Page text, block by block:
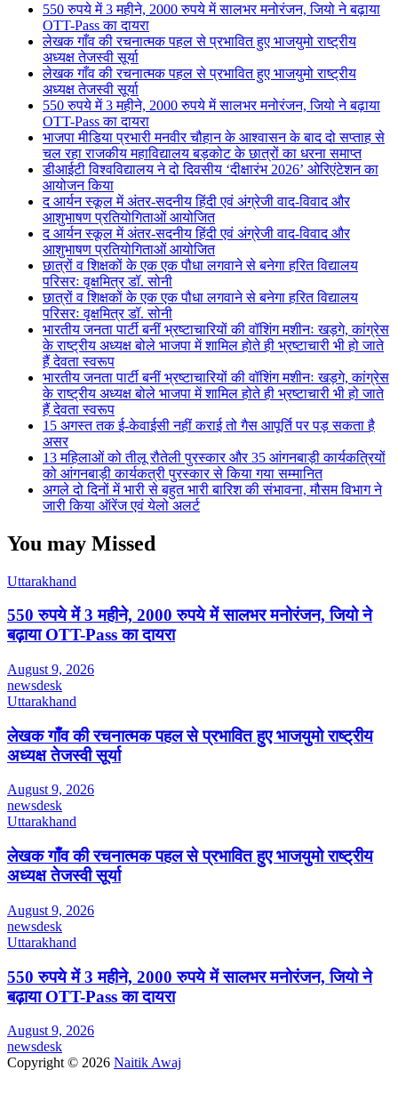
550 रुपये में 3 महीने, 2000 रुपये में सालभर मनोरंजन, जियो ने बढ़ाया
OTT-Pass का दायरा
लेखक गाँव की रचनात्मक पहल से प्रभावित हुए भाजयुमो राष्ट्रीय
अध्यक्ष तेजस्वी सूर्या
लेखक गाँव की रचनात्मक पहल से प्रभावित हुए भाजयुमो राष्ट्रीय
अध्यक्ष तेजस्वी सूर्या
550 रुपये में 3 महीने, 2000 रुपये में सालभर मनोरंजन, जियो ने बढ़ाया
OTT-Pass का दायरा
भाजपा मीडिया प्रभारी मनवीर चौहान के आश्वासन के बाद दो सप्ताह से
चल रहा राजकीय महाविद्यालय बड़कोट के छात्रों का धरना समाप्त
डीआईटी विश्वविद्यालय ने दो दिवसीय ‘दीक्षारंभ 2026’ ओरिएंटेशन का
आयोजन किया
द आर्यन स्कूल में अंतर-सदनीय हिंदी एवं अंग्रेजी वाद-विवाद और
आशुभाषण प्रतियोगिताओं आयोजित
द आर्यन स्कूल में अंतर-सदनीय हिंदी एवं अंग्रेजी वाद-विवाद और
आशुभाषण प्रतियोगिताओं आयोजित
छात्रों व शिक्षकों के एक एक पौधा लगवाने से बनेगा हरित विद्यालय
परिसरः वृक्षमित्र डॉ. सोनी
छात्रों व शिक्षकों के एक एक पौधा लगवाने से बनेगा हरित विद्यालय
परिसरः वृक्षमित्र डॉ. सोनी
भारतीय जनता पार्टी बनीं भ्रष्टाचारियों की वॉशिंग मशीनः खड़गे, कांग्रेस
के राष्ट्रीय अध्यक्ष बोले भाजपा में शामिल होते ही भ्रष्टाचारी भी हो जाते
हैं देवता स्वरूप
भारतीय जनता पार्टी बनीं भ्रष्टाचारियों की वॉशिंग मशीनः खड़गे, कांग्रेस
के राष्ट्रीय अध्यक्ष बोले भाजपा में शामिल होते ही भ्रष्टाचारी भी हो जाते
हैं देवता स्वरूप
15 अगस्त तक ई-केवाईसी नहीं कराई तो गैस आपूर्ति पर पड़ सकता है
असर
13 महिलाओं को तीलू रौतेली पुरस्कार और 35 आंगनबाड़ी कार्यकत्रियों
को आंगनबाड़ी कार्यकत्री पुरस्कार से किया गया सम्मानित
अगले दो दिनों में भारी से बहुत भारी बारिश की संभावना, मौसम विभाग ने
जारी किया ऑरेंज एवं येलो अलर्ट
You may Missed
Uttarakhand
550 रुपये में 3 महीने, 2000 रुपये में सालभर मनोरंजन, जियो ने
बढ़ाया OTT-Pass का दायरा
August 9, 2026
newsdesk
Uttarakhand
लेखक गाँव की रचनात्मक पहल से प्रभावित हुए भाजयुमो राष्ट्रीय
अध्यक्ष तेजस्वी सूर्या
August 9, 2026
newsdesk
Uttarakhand
लेखक गाँव की रचनात्मक पहल से प्रभावित हुए भाजयुमो राष्ट्रीय
अध्यक्ष तेजस्वी सूर्या
August 9, 2026
newsdesk
Uttarakhand
550 रुपये में 3 महीने, 2000 रुपये में सालभर मनोरंजन, जियो ने
बढ़ाया OTT-Pass का दायरा
August 9, 2026
newsdesk
Copyright © 2026 Naitik Awaj